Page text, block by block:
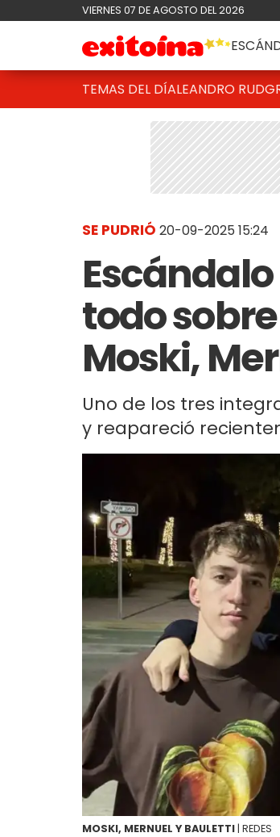
VIERNES 07 DE AGOSTO DEL 2026
TEMAS DEL DÍALEANDRO RUD
SE PUDRIÓ 20-09-2025 15:24
todo
Moski,
Uno de los tres
y reapareció
MOSKI, MERNUEL Y BAULETTI | REDES